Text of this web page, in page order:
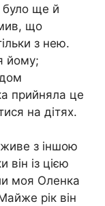
було ще й
що
з нею.
йому;
прийняла це
на дітях.
з іншою
із цією
моя Оленка
рік він